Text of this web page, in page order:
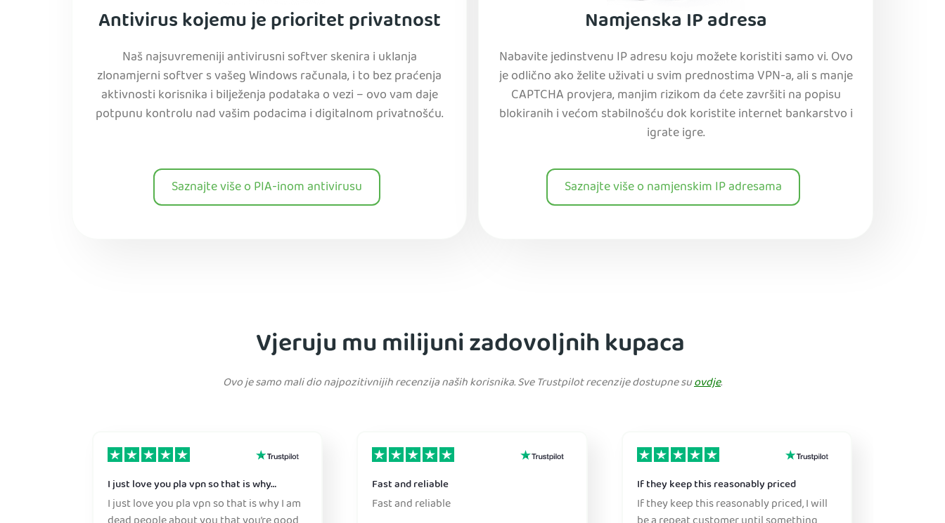
Antivirus kojemu je prioritet privatnost
Naš najsuvremeniji antivirusni softver skenira i uklanja
zlonamjerni softver s vašeg Windows računala, i to bez praćenja
aktivnosti korisnika i bilježenja podataka o vezi – ovo vam daje
potpunu kontrolu nad vašim podacima i digitalnom privatnošću.
Saznajte više o PIA-inom antivirusu
Namjenska IP adresa
Nabavite jedinstvenu IP adresu koju možete koristiti samo vi. Ovo
je odlično ako želite uživati u svim prednostima VPN-a, ali s manje
CAPTCHA provjera, manjim rizikom da ćete završiti na popisu
blokiranih i većom stabilnošću dok koristite internet bankarstvo i
igrate igre.
Saznajte više o namjenskim IP adresama
Vjeruju mu milijuni zadovoljnih kupaca
Ovo je samo mali dio najpozitivnijih recenzija naših korisnika. Sve Trustpilot recenzije dostupne suovdje.
I just love you pla vpn so that is why…
I just love you pla vpn so that is why I am
Fast and reliable
Fast and reliable
If they keep this reasonably priced
If they keep this reasonably priced, I will